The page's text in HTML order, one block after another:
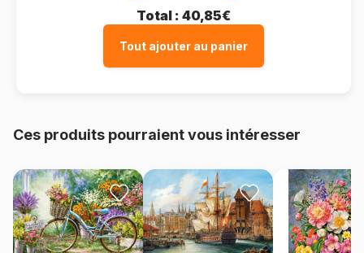
Total : 40,85€
Tout ajouter au panier
Ces produits pourraient vous intéresser